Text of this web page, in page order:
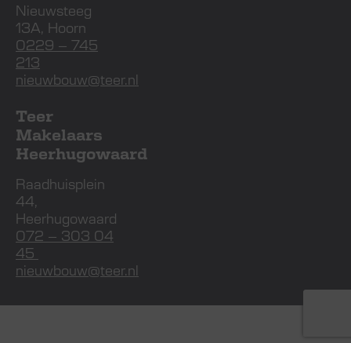
Nieuwsteeg
13A, Hoorn
0229 – 745
213
nieuwbouw@teer.nl
Teer
Makelaars
Heerhugowaard
Raadhuisplein
44,
Heerhugowaard
072 – 303 04
45
nieuwbouw@teer.nl